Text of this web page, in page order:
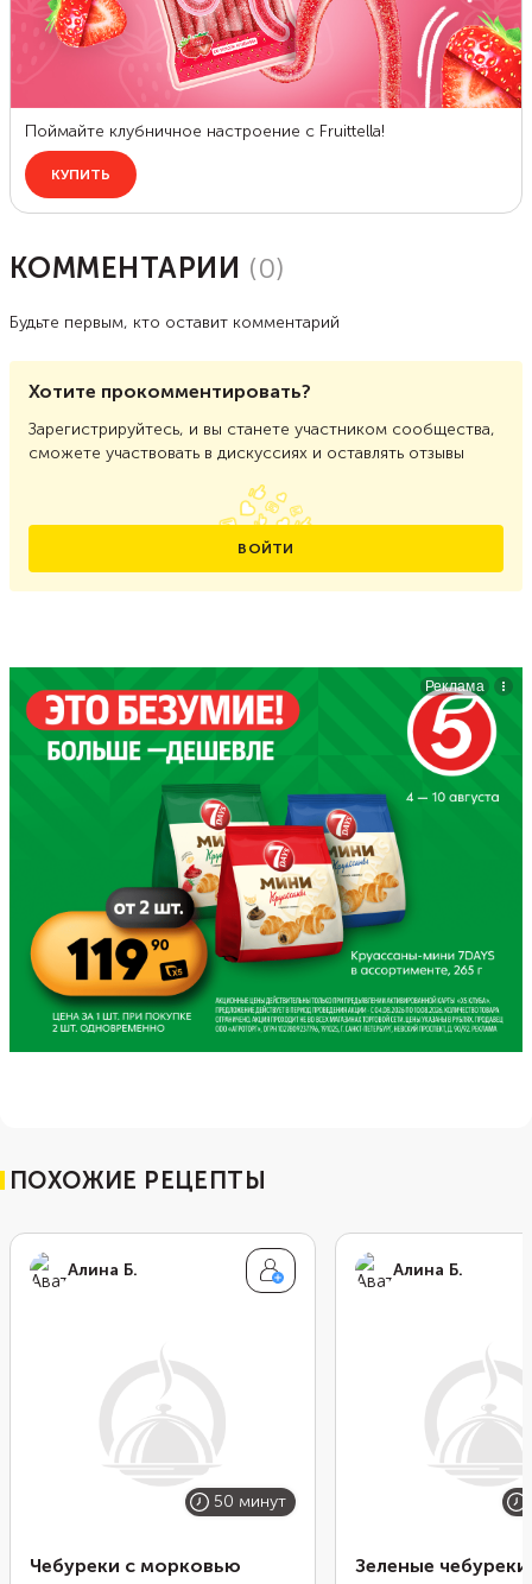
КОММЕНТАРИИ (0)
Будьте первым, кто оставит комментарий
Хотите прокомментировать?
Зарегистрируйтесь, и вы станете участником сообщества,
сможете участвовать в дискуссиях и оставлять отзывы
ВОЙТИ
ПОХОЖИЕ РЕЦЕПТЫ
Алина Б.
50 минут
Чебуреки с морковью
Алина Б.
Зеленые чебуреки